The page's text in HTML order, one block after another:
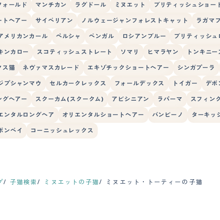
ォールド マンチカン ラグドール ミヌエット ブリティッシュショー
トヘアー サイベリアン ノルウェージャンフォレストキャット ラガマ
メリカンカール ペルシャ ベンガル ロシアンブルー ブリティッシ
ンカロー スコティッシュストレート ソマリ ヒマラヤン トンキニー
ス猫 ネヴァマスカレード エキゾチックショートヘアー シンガプーラ
プシャンマウ セルカークレックス フォールデックス トイガー デボ
グヘアー スクーカム(スクークム) アビシニアン ラパーマ スフィン
ンタルロングヘア オリエンタルショートヘアー バンビーノ ターキッ
ンベイ コーニッシュレックス
子猫検索 ミヌエットの子猫 ミヌエット・トーティーの子猫